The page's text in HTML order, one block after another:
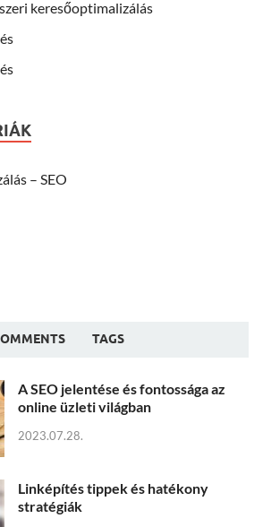
keresőoptimalizálás
– SEO
TAGS
A SEO jelentése és fontossága az
online üzleti világban
2023.07.28.
Linképítés tippek és hatékony
stratégiák